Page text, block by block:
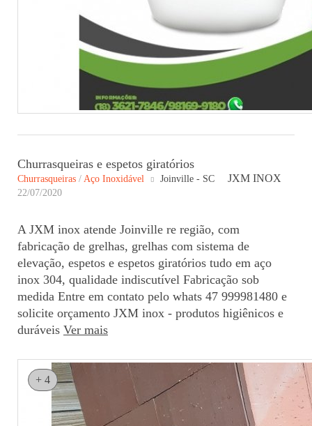
Churrasqueiras e espetos giratórios
Churrasqueiras / Aço Inoxidável Joinville - SC JXM INOX
22/07/2020
A JXM inox atende Joinville re região, com
fabricação de grelhas, grelhas com sistema de
elevação, espetos e espetos giratórios tudo em aço
inox 304, qualidade indiscutível Fabricação sob
medida Entre em contato pelo whats 47 999981480 e
solicite orçamento JXM inox - produtos higiênicos e
duráveis Ver mais
+ 4